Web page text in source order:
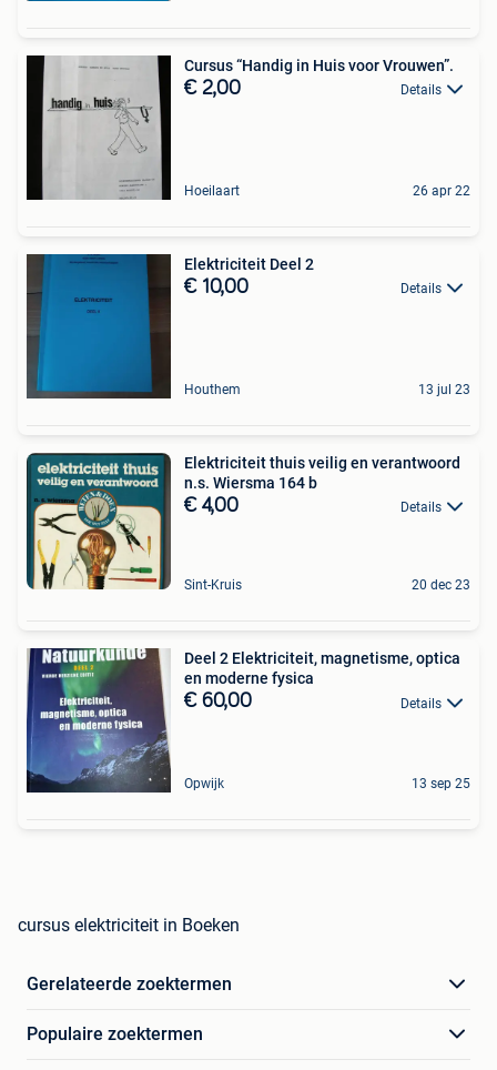
Cursus “Handig in Huis voor Vrouwen”.
€ 2,00 Details
Hoeilaart 26 apr 22
Elektriciteit Deel 2
€ 10,00 Details
Houthem 13 jul 23
Elektriciteit thuis veilig en verantwoord
n.s. Wiersma 164 b
€ 4,00 Details
Sint-Kruis 20 dec 23
Deel 2 Elektriciteit, magnetisme, optica
en moderne fysica
€ 60,00 Details
Opwijk 13 sep 25
cursus elektriciteit in Boeken
Gerelateerde zoektermen
Populaire zoektermen